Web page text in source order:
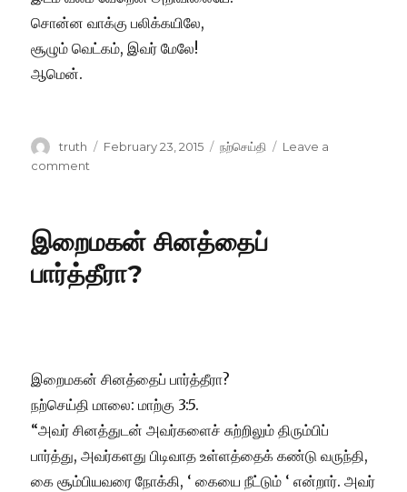
சொன்ன வாக்கு பலிக்கயிலே,
சூழும் வெட்கம், இவர் மேலே!
ஆமென்.
Author
truth
Posted
February 23, 2015 Categories
நற்செய்தி
Leave a
comment
இறைமகன் சினத்தைப்
பார்த்தீரா?
இறைமகன் சினத்தைப் பார்த்தீரா?
நற்செய்தி மாலை: மாற்கு 3:5.
“அவர் சினத்துடன் அவர்களைச் சுற்றிலும் திரும்பிப்
பார்த்து, அவர்களது பிடிவாத உள்ளத்தைக் கண்டு வருந்தி,
கை சூம்பியவரை நோக்கி, ‘ கையை நீட்டும் ‘ என்றார். அவர்